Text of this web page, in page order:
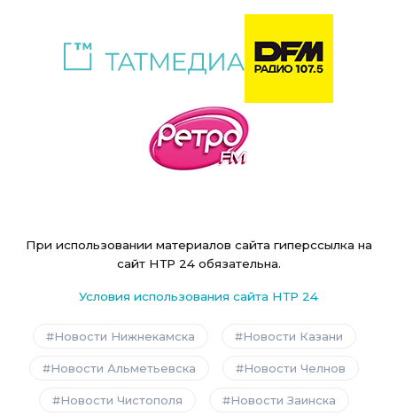
При использовании материалов сайта гиперссылка на
сайт НТР 24 обязательна.
Условия использования сайта НТР 24
Новости Нижнекамска Новости Казани
Новости Альметьевска Новости Челнов
Новости Чистополя Новости Заинска